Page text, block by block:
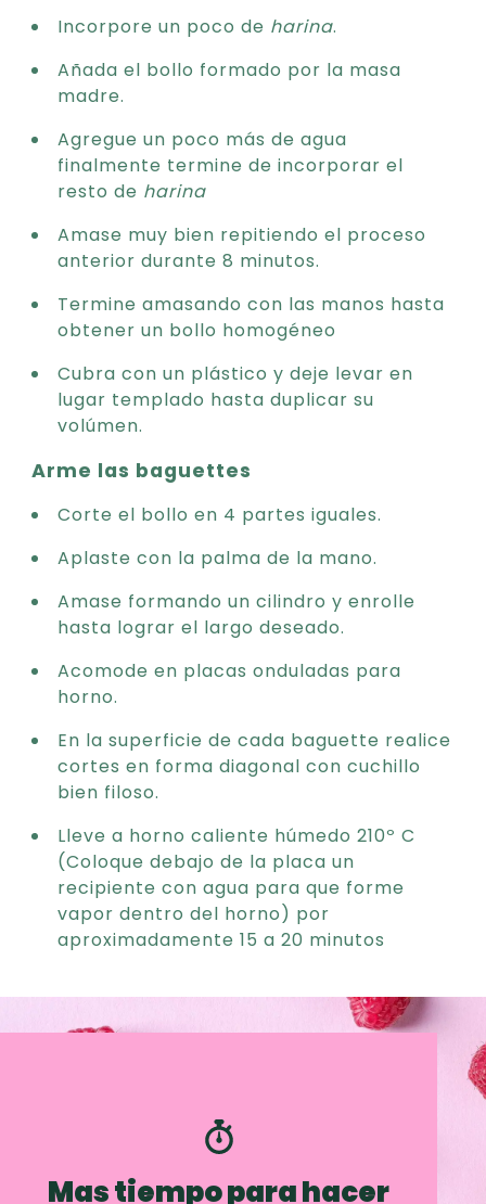
Incorpore un poco de harina.
Añada el bollo formado por la masa
madre.
Agregue un poco más de agua
finalmente termine de incorporar el
resto de harina
Amase muy bien repitiendo el proceso
anterior durante 8 minutos.
Termine amasando con las manos hasta
obtener un bollo homogéneo
Cubra con un plástico y deje levar en
lugar templado hasta duplicar su
volúmen.
Arme las baguettes
Corte el bollo en 4 partes iguales.
Aplaste con la palma de la mano.
Amase formando un cilindro y enrolle
hasta lograr el largo deseado.
Acomode en placas onduladas para
horno.
En la superficie de cada baguette realice
cortes en forma diagonal con cuchillo
bien filoso.
Lleve a horno caliente húmedo 210º C
(Coloque debajo de la placa un
recipiente con agua para que forme
vapor dentro del horno) por
aproximadamente 15 a 20 minutos
Mas tiempo para hacer